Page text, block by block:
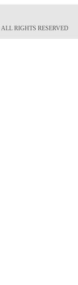
ALL RIGHTS RESERVED